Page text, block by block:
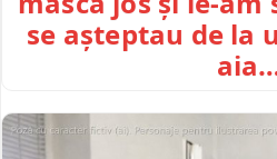
se așteptau de la